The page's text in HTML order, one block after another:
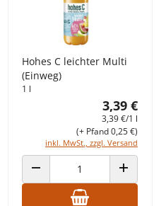
ERHÖHEN
Hohes C leichter Multi
(Einweg)
1 l
3,39 €
3,39 €/1 l
inkl. MwSt., zzgl. Versand
(+ Pfand 0,25 €)
ANZAHL VERRINGERN ANZAHL